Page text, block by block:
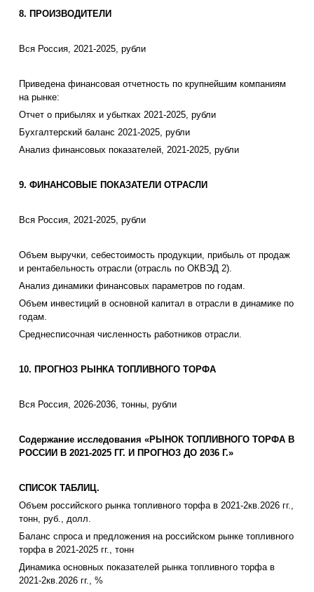
8. ПРОИЗВОДИТЕЛИ
Вся Россия, 2021-2025, рубли
Приведена финансовая отчетность по крупнейшим компаниям
на рынке:
Отчет о прибылях и убытках 2021-2025, рубли
Бухгалтерский баланс 2021-2025, рубли
Анализ финансовых показателей, 2021-2025, рубли
9. ФИНАНСОВЫЕ ПОКАЗАТЕЛИ ОТРАСЛИ
Вся Россия, 2021-2025, рубли
Объем выручки, себестоимость продукции, прибыль от продаж
и рентабельность отрасли (отрасль по ОКВЭД 2).
Анализ динамики финансовых параметров по годам.
Объем инвестиций в основной капитал в отрасли в динамике по
годам.
Среднесписочная численность работников отрасли.
10. ПРОГНОЗ РЫНКА ТОПЛИВНОГО ТОРФА
Вся Россия, 2026-2036, тонны, рубли
Содержание исследования «РЫНОК ТОПЛИВНОГО ТОРФА В
РОССИИ В 2021-2025 ГГ. И ПРОГНОЗ ДО 2036 Г.»
СПИСОК ТАБЛИЦ.
Объем российского рынка топливного торфа в 2021-2кв.2026 гг.,
тонн, руб., долл.
Баланс спроса и предложения на российском рынке топливного
торфа в 2021-2025 гг., тонн
Динамика основных показателей рынка топливного торфа в
2021-2кв.2026 гг., %